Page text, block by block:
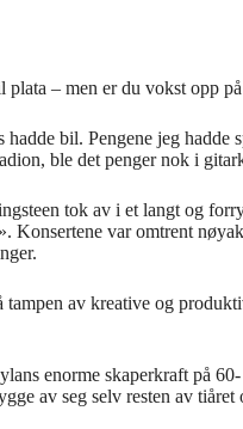
– men er du vokst opp
bil. Pengene jeg hadde
ble det penger nok i
tok av i et langt og
Konsertene var omtrent
av kreative og
enorme skaperkraft på
av seg selv resten av